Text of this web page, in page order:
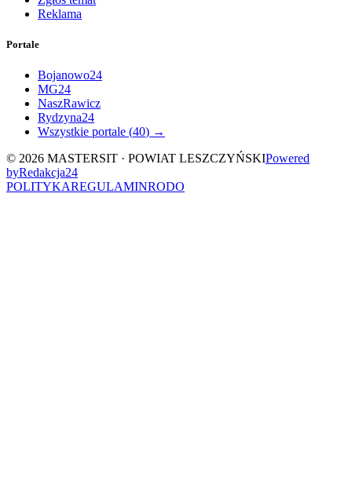
Reklama
Portale
Bojanowo24
MG24
NaszRawicz
Rydzyna24
Wszystkie portale (40) →
© 2026 MASTERSIT · POWIAT LESZCZYŃSKIPowered
byRedakcja24
POLITYKAREGULAMINRODO